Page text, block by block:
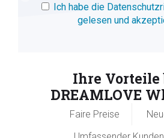
Ich habe die
gelesen und
Ihre Vorteile
DREAMLOVE
Faire Preise